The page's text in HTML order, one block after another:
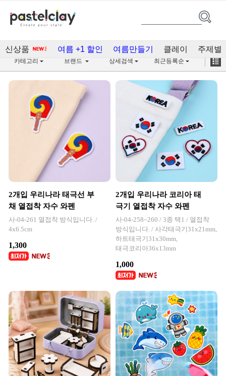
신상품 여름 +1 할인 여름만들기 클레이 주제별
최저가 세일(10,855)
카테고리 브랜드 상세검색 최근등록순
2개입 우리나라 태극선 부
채 열접착 자수 와펜
사-04-261 열접착 방식입니다. /
4x6.5cm
1,300
2개입 우리나라 코리아 태
극기 열접착 자수 와펜
사-04-258~260 / 3종 택1 / 열접착
방식입니다. / 사각태극기31x21mm,
하트태극기31x30mm,
태극코리아36x13mm
1,000